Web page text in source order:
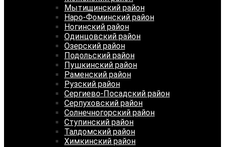
Мытищинский район
Наро-Фоминский район
Ногинский район
Одинцовский район
Озерский район
Подольский район
Пушкинский район
Раменский район
Рузский район
Сергиево-Посадский район
Серпуховский район
Солнечногорский район
Ступинский район
Талдомский район
Химкинский район